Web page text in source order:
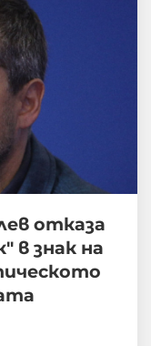
отказа
в знак на